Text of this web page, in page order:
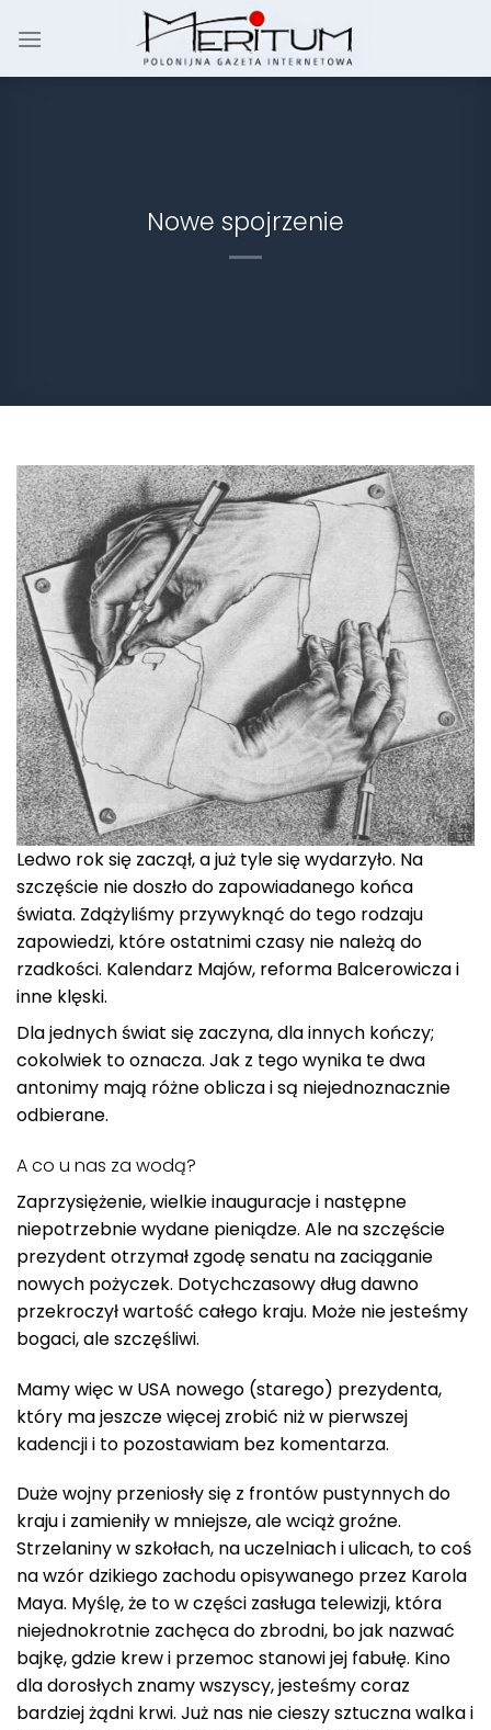
Nowe spojrzenie
Ledwo rok się zaczął, a już tyle się wydarzyło. Na
szczęście nie doszło do zapowiadanego końca
świata. Zdążyliśmy przywyknąć do tego rodzaju
zapowiedzi, które ostatnimi czasy nie należą do
rzadkości. Kalendarz Majów, reforma Balcerowicza i
inne klęski.
Dla jednych świat się zaczyna, dla innych kończy;
cokolwiek to oznacza. Jak z tego wynika te dwa
antonimy mają różne oblicza i są niejednoznacznie
odbierane.
A co u nas za wodą?
Zaprzysiężenie, wielkie inauguracje i następne
niepotrzebnie wydane pieniądze. Ale na szczęście
prezydent otrzymał zgodę senatu na zaciąganie
nowych pożyczek. Dotychczasowy dług dawno
przekroczył wartość całego kraju. Może nie jesteśmy
bogaci, ale szczęśliwi.
Mamy więc w USA nowego (starego) prezydenta,
który ma jeszcze więcej zrobić niż w pierwszej
kadencji i to pozostawiam bez komentarza.
Duże wojny przeniosły się z frontów pustynnych do
kraju i zamieniły w mniejsze, ale wciąż groźne.
Strzelaniny w szkołach, na uczelniach i ulicach, to coś
na wzór dzikiego zachodu opisywanego przez Karola
Maya. Myślę, że to w części zasługa telewizji, która
niejednokrotnie zachęca do zbrodni, bo jak nazwać
bajkę, gdzie krew i przemoc stanowi jej fabułę. Kino
dla dorosłych znamy wszyscy, jesteśmy coraz
bardziej żądni krwi. Już nas nie cieszy sztuczna walka i